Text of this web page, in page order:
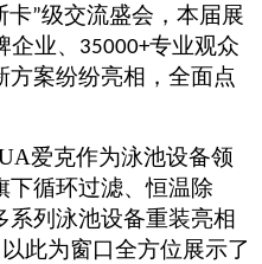
卡”级交流盛会， 本届展
企业、 35000+专业观众
案纷纷亮相，全面点
爱克作为泳池设备领
下循环过滤、恒温除
系列泳池设备重装亮相
以此为窗口全方位展示了